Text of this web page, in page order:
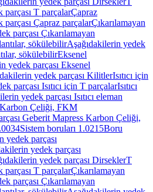
parçası T parçalarÇapraz
Çapraz parçalarÇıkarılamayan
parçası Çıkarılamayan
sökülebilirAşağıdakilerin yedek
sökülebilirEksenel
yedek parçası Eksenel
yedek parçası KilitlerIsıtıcı için
parçası Isıtıcı için T parçalarIsıtıcı
yedek parçası Isıtıcı eleman
Çeliği, FKM
Geberit Mapress Karbon Çeliği,
Sistem boruları 1.0215Boru
yedek parçası
yedek parçası
yedek parçası DirseklerT
parçası T parçalarÇıkarılamayan
parçası Çıkarılamayan